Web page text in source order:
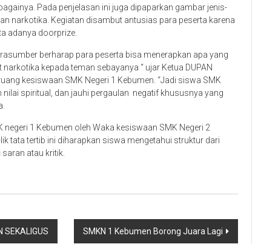
Pada penjelasan ini juga dipaparkan gambar jenis-
narkotika. Kegiatan disambut antusias para peserta karena
adanya doorprize.
berharap para peserta bisa menerapkan apa yang
kepada teman sebayanya “ ujar Ketua DUPAN
kesiswaan SMK Negeri 1 Kebumen. “Jadi siswa SMK
spiritual, dan jauhi pergaulan negatif khususnya yang
1 Kebumen oleh Waka kesiswaan SMK Negeri 2
tata tertib ini diharapkan siswa mengetahui struktur dari
atau kritik.
SEKALIGUS SMKN 1 Kebumen Borong Juara Lagi